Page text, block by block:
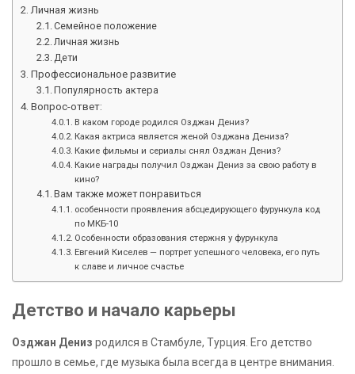
Личная жизнь
Семейное положение
Личная жизнь
Дети
Профессиональное развитие
Популярность актера
Вопрос-ответ:
В каком городе родился Озджан Дениз?
Какая актриса является женой Озджана Дениза?
Какие фильмы и сериалы снял Озджан Дениз?
Какие награды получил Озджан Дениз за свою работу в
кино?
Вам также может понравиться
особенности проявления абсцедирующего фурункула код
по МКБ-10
Особенности образования стержня у фурункула
Евгений Киселев — портрет успешного человека, его путь
к славе и личное счастье
Детство и начало карьеры
Озджан Дениз родился в Стамбуле, Турция. Его детство
прошло в семье, где музыка была всегда в центре внимания.